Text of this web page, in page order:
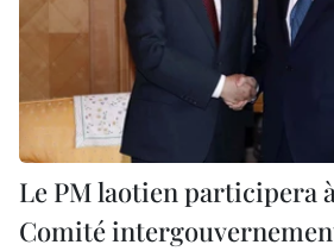
Le PM laotien participera
Comité